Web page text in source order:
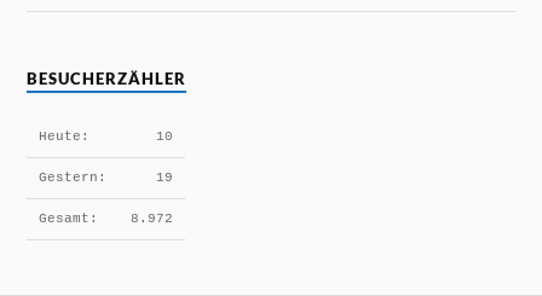
BESUCHERZÄHLER
Heute: 10
Gestern: 19
Gesamt: 8.972